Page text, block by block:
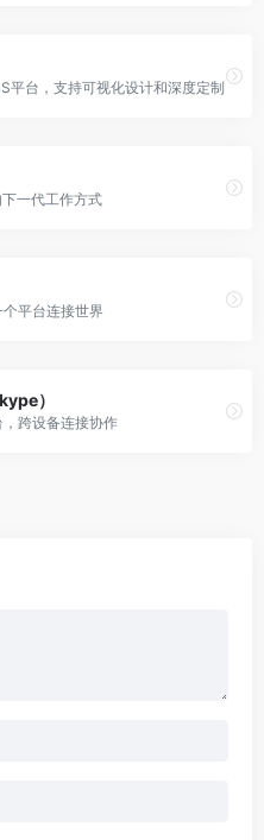
平台，支持可视化设计和深度定制
一代工作方式
平台连接世界
）
跨设备连接协作